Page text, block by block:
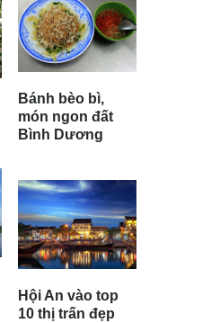
Bánh bèo bì,
món ngon đất
Bình Dương
Hội An vào top
10 thị trấn đẹp